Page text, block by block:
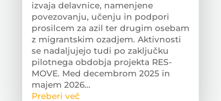
izvaja delavnice, namenjene
povezovanju, učenju in podpori
prosilcem za azil ter drugim osebam
z migrantskim ozadjem. Aktivnosti
se nadaljujejo tudi po zaključku
pilotnega obdobja projekta RES-
MOVE. Med decembrom 2025 in
majem 2026...
Preberi več